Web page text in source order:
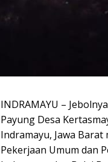
INDRAMAYU –
Payung Desa
Indramayu, Jawa
Pekerjaan Umum dan